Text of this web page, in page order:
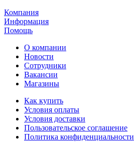
Компания
Информация
Помощь
О компании
Новости
Сотрудники
Вакансии
Магазины
Как купить
Условия оплаты
Условия доставки
Пользовательское соглашение
Политика конфиденциальности